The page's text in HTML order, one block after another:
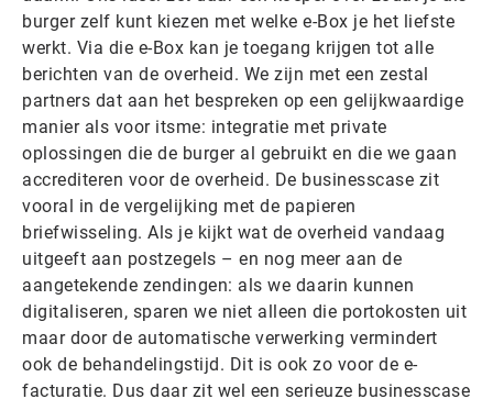
burger zelf kunt kiezen met welke e-Box je het liefste
werkt. Via die e-Box kan je toegang krijgen tot alle
berichten van de overheid. We zijn met een zestal
partners dat aan het bespreken op een gelijkwaardige
manier als voor itsme: integratie met private
oplossingen die de burger al gebruikt en die we gaan
accrediteren voor de overheid. De businesscase zit
vooral in de vergelijking met de papieren
briefwisseling. Als je kijkt wat de overheid vandaag
uitgeeft aan postzegels – en nog meer aan de
aangetekende zendingen: als we daarin kunnen
digitaliseren, sparen we niet alleen die portokosten uit
maar door de automatische verwerking vermindert
ook de behandelingstijd. Dit is ook zo voor de e-
facturatie. Dus daar zit wel een serieuze businesscase